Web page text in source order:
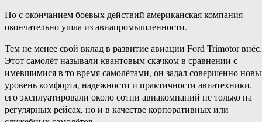
Но с окончанием боевых действий американская компания
окончательно ушла из авиапромышленности.
Тем не менее свой вклад в развитие авиации Ford Trimotor внёс.
Этот самолёт называли квантовым скачком в сравнении с
имевшимися в то время самолётами, он задал совершенно
уровень комфорта, надежности и практичности авиатехники,
его эксплуатировали около сотни авиакомпаний не только на
регулярных рейсах, но и в качестве корпоративных или